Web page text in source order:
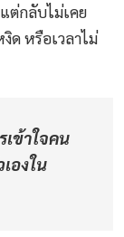
ต่กลับไม่เคย
ด หรือเวลาไม่
เข้าใจคน
องใน